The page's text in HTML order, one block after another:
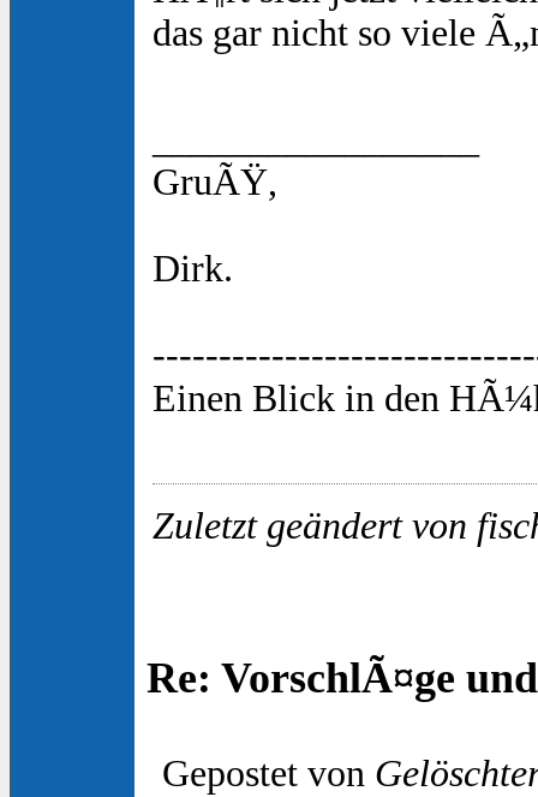
das gar nicht so viele
GruÃŸ,
Dirk.
Einen Blick in den
Zuletzt geändert von
Re: VorschlÃ¤ge
Gepostet von